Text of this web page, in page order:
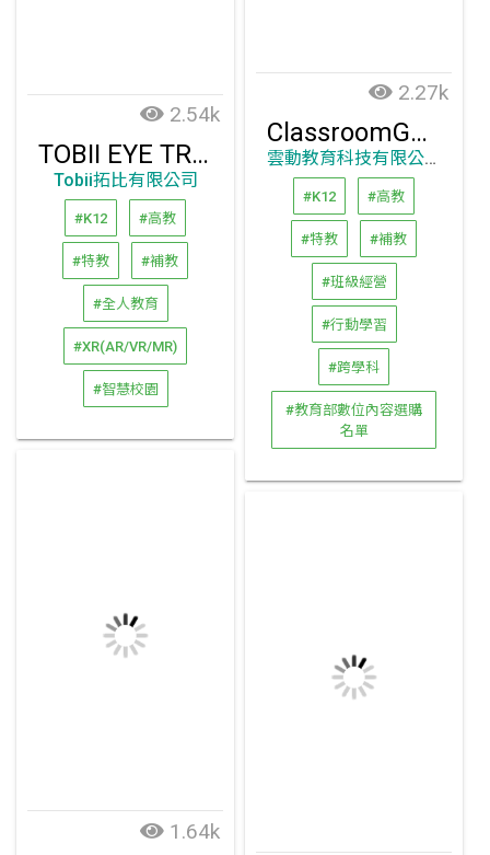
2.27k
ClassroomGo - 教學廣播互動平臺進階2.0版
雲動教育科技有限公司
#K12 #高教
#特教 #補教
#班級經營
#行動學習
#跨學科
#教育部數位內容選購
名單
2.54k
TOBII EYE TRACKER 5L眼動儀教育開發套件
Tobii拓比有限公司
#K12 #高教
#特教 #補教
#全人教育
#XR(AR/VR/MR)
#智慧校園
1.64k